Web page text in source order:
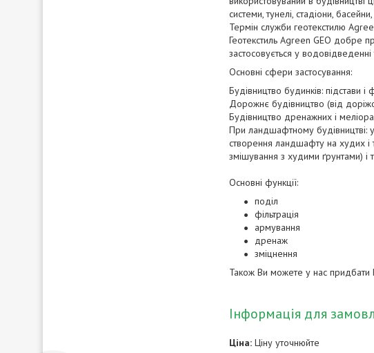
системи, тунелі, стадіони,
Термін служби геотекстилю
Геотекстиль Agreen GEO добре
застосовується у
Основні сфери застосування:
Будівництво будинків: підстави
Дорожнє будівництво (від
Будівництво дренажних і
При ландшафтному будівництві:
створення ландшафту на худих і
змішування з худими ґрунтами) і
Основні функції:
поділ
фільтрація
армування
дренаж
зміцнення
Також Ви можете у нас
Інформація для
Ціна: Ціну уточнюйте